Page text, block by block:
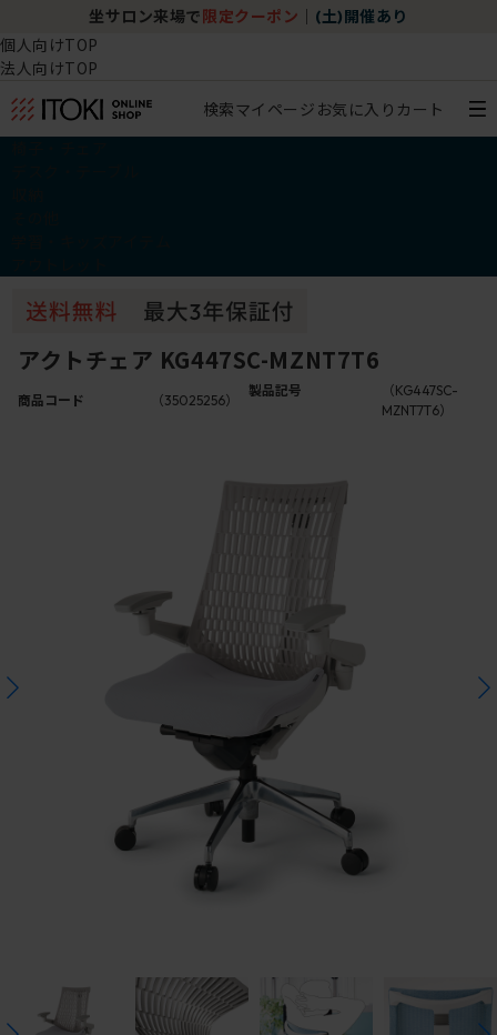
坐サロン来場で 限定クーポン (土)開催あり
個人向けTOP
法人向けTOP
検索マイページ お気に入り カート
アクトチェア KG447SC-MZNT7T6
商品コード （35025256）
製品記号
（KG447SC-
MZNT7T6）